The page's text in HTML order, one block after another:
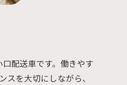
口配送車です。働きやす
スを大切にしながら、